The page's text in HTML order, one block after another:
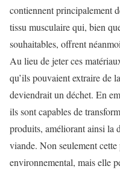
contiennent principalement
tissu musculaire qui, bien
souhaitables, offrent
Au lieu de jeter ces
qu’ils pouvaient extraire de
deviendrait un déchet. En
ils sont capables de
produits, améliorant ainsi la
viande. Non seulement
environnemental, mais elle